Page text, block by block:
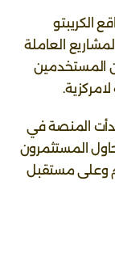
الكريبتو
العاملة
المستخدمين
المنصة في
حاول المستثمرون
وعلى مستقبل